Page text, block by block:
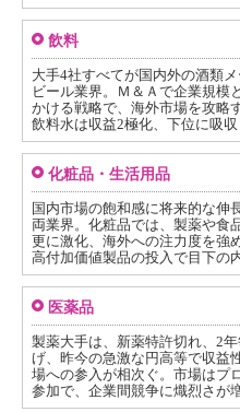
飲料
大手4社すべてが国内外の酒類
ビール業界。Ｍ＆Ａで企業規模
かける戦略で、海外市場を攻略
飲料水は収益2極化、下位に吸収
化粧品・生活用品
国内市場の飽和感に将来的な伸
両業界。化粧品では、製薬や食
更に激化、海外への注力度を強
高付加価値製品の投入で目下の
医薬品
製薬大手は、新薬特許切れ、2
げ、昨今の急激な円高等で収益
場への参入が相次ぐ。市場はプ
参加で、企業間競争に熾烈さが